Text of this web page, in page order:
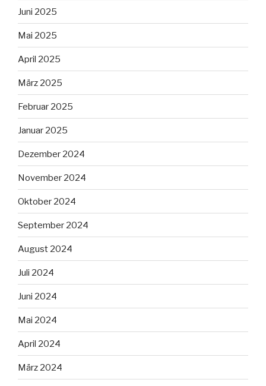
Juni 2025
Mai 2025
April 2025
März 2025
Februar 2025
Januar 2025
Dezember 2024
November 2024
Oktober 2024
September 2024
August 2024
Juli 2024
Juni 2024
Mai 2024
April 2024
März 2024